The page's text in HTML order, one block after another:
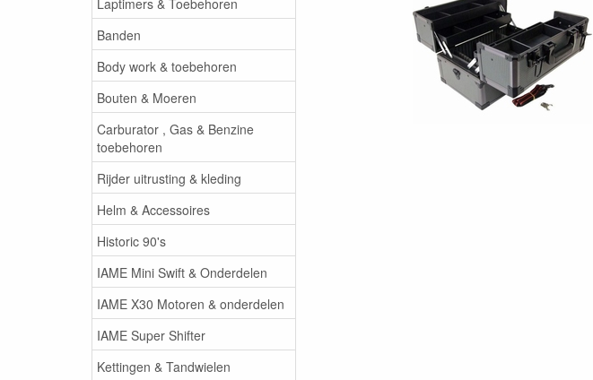
Banden
Body work & toebehoren
Bouten & Moeren
Carburator , Gas & Benzine
toebehoren
Rijder uitrusting & kleding
Helm & Accessoires
Historic 90's
IAME Mini Swift & Onderdelen
IAME X30 Motoren & onderdelen
IAME Super Shifter
Kettingen & Tandwielen